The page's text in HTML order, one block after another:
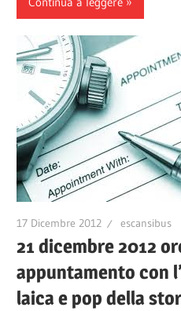
17 Dicembre 2012 escansibus
21 dicembre 2012
appuntamento con
laica e pop della